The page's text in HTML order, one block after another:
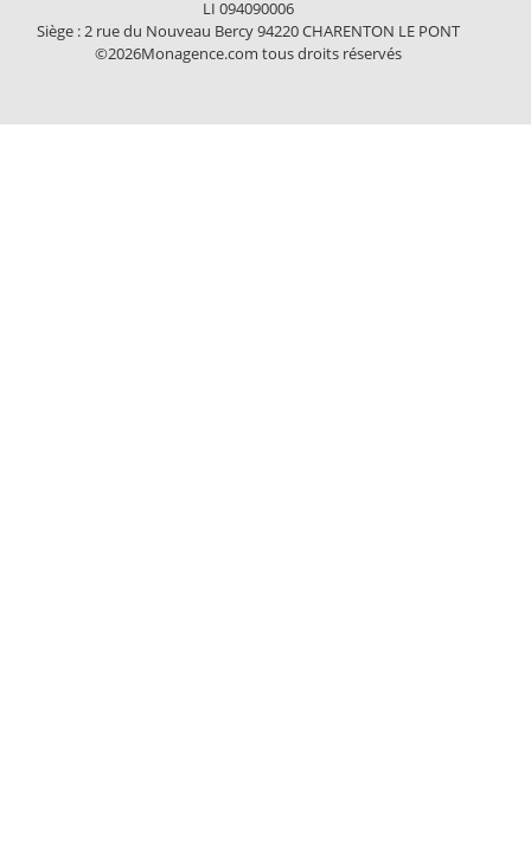
LI 094090006
Siège : 2 rue du Nouveau Bercy 94220 CHARENTON LE PONT
©2026Monagence.com tous droits réservés